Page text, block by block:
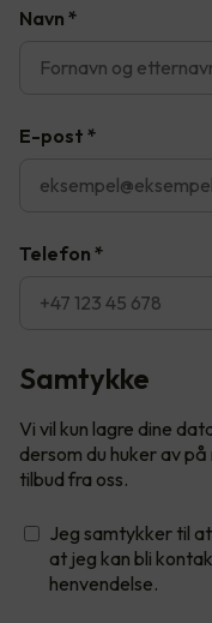
Navn *
E-post *
Telefon *
Samtykke
Vi vil kun lagre dine
dersom du huker av
tilbud fra oss.
Jeg samtykker til
at jeg kan bli
henvendelse.